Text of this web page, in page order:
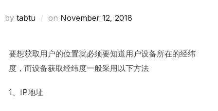
by tabtu on Posted
November 12, 2018
要想获取用户的位置就必须要知道用户设备所在的经纬
度，而设备获取经纬度一般采用以下方法
1、IP地址